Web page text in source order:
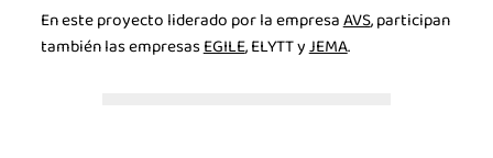
En este proyecto liderado por la empresaAVS, participan
también las empresasEGILE,ELYTTyJEMA.